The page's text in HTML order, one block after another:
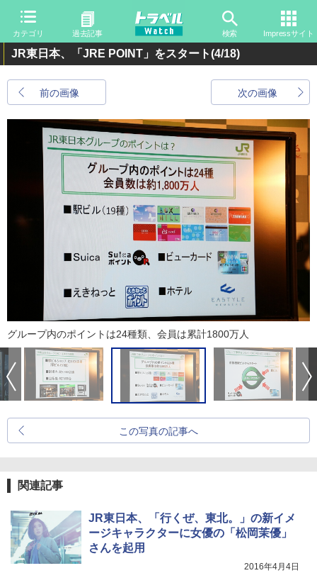
カテゴリ 過去記事 検索 Impressサイト
JR東日本、「JRE POINT」をスタート(4/18)
前の画像 次の画像
グループ内のポイントは24種類、会員は累計1800万人
この写真の記事へ
関連記事
JR東日本、「行くぜ、東北。」の新イメ
ージキャラクターに女優の「松岡茉優」
さんを起用
2016年4月4日